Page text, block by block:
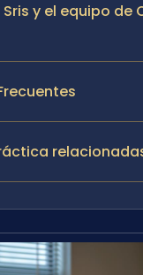
Sris y el equipo de